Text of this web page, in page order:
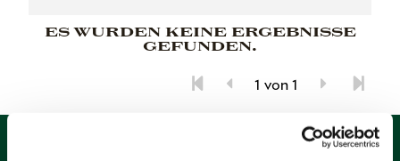
ES WURDEN KEINE ERGEBNISSE
GEFUNDEN.
1 von 1